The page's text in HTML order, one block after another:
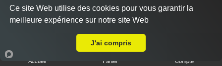
Accueil Panier Compte
Ce site Web utilise des cookies pour vous garantir la
meilleure expérience sur notre site Web
J'ai compris